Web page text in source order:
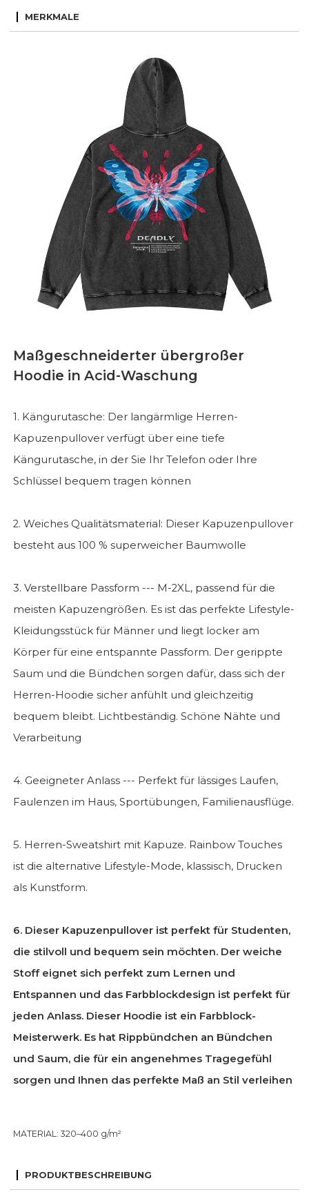
MERKMALE
Maßgeschneiderter übergroßer
Hoodie in Acid-Waschung
1. Kängurutasche: Der langärmlige Herren-
Kapuzenpullover verfügt über eine tiefe
Kängurutasche, in der Sie Ihr Telefon oder Ihre
Schlüssel bequem tragen können
2. Weiches Qualitätsmaterial: Dieser Kapuzenpullover
besteht aus 100 % superweicher Baumwolle
3. Verstellbare Passform --- M-2XL, passend für die
meisten Kapuzengrößen. Es ist das perfekte Lifestyle-
Kleidungsstück für Männer und liegt locker am
Körper für eine entspannte Passform. Der gerippte
Saum und die Bündchen sorgen dafür, dass sich der
Herren-Hoodie sicher anfühlt und gleichzeitig
bequem bleibt. Lichtbeständig. Schöne Nähte und
Verarbeitung
4. Geeigneter Anlass --- Perfekt für lässiges Laufen,
Faulenzen im Haus, Sportübungen, Familienausflüge.
5. Herren-Sweatshirt mit Kapuze. Rainbow Touches
ist die alternative Lifestyle-Mode, klassisch, Drucken
als Kunstform.
6. Dieser Kapuzenpullover ist perfekt für Studenten,
die stilvoll und bequem sein möchten. Der weiche
Stoff eignet sich perfekt zum Lernen und
Entspannen und das Farbblockdesign ist perfekt für
jeden Anlass. Dieser Hoodie ist ein Farbblock-
Meisterwerk. Es hat Rippbündchen an Bündchen
und Saum, die für ein angenehmes Tragegefühl
sorgen und Ihnen das perfekte Maß an Stil verleihen
MATERIAL: 320–400 g/m²
PRODUKTBESCHREIBUNG